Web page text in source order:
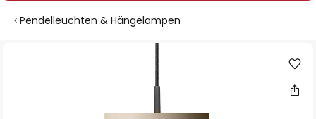
Pendelleuchten & Hängelampen